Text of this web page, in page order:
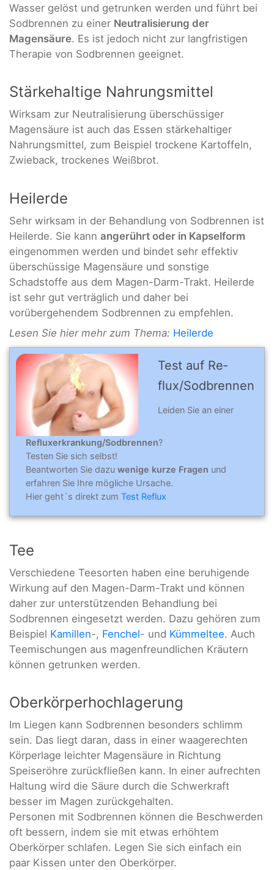
Wasser gelöst und getrunken werden und führt bei
Sodbrennen zu einer Neutralisierung der
Magensäure. Es ist jedoch nicht zur langfristigen
Therapie von Sodbrennen geeignet.
Stärkehaltige Nahrungsmittel
Wirksam zur Neutralisierung überschüssiger
Magensäure ist auch das Essen stärkehaltiger
Nahrungsmittel, zum Beispiel trockene Kartoffeln,
Zwieback, trockenes Weißbrot.
Heilerde
Sehr wirksam in der Behandlung von Sodbrennen ist
Heilerde. Sie kann angerührt oder in Kapselform
eingenommen werden und bindet sehr effektiv
überschüssige Magensäure und sonstige
Schadstoffe aus dem Magen-Darm-Trakt. Heilerde
ist sehr gut verträglich und daher bei
vorübergehendem Sodbrennen zu empfehlen.
Lesen Sie hier mehr zum Thema: Heilerde
Test auf Re­
flux/Sod­bren­nen
Leiden Sie an einer
Refluxerkrankung/Sodbrennen?
Testen Sie sich selbst!
Beantworten Sie dazu wenige kurze Fragen und
erfahren Sie Ihre mögliche Ursache.
Hier geht´s direkt zum Test Reflux
Tee
Verschiedene Teesorten haben eine beruhigende
Wirkung auf den Magen-Darm-Trakt und können
daher zur unterstützenden Behandlung bei
Sodbrennen eingesetzt werden. Dazu gehören zum
Beispiel Kamillen-, Fenchel- und Kümmeltee. Auch
Teemischungen aus magenfreundlichen Kräutern
können getrunken werden.
Oberkörperhochlagerung
Im Liegen kann Sodbrennen besonders schlimm
sein. Das liegt daran, dass in einer waagerechten
Körperlage leichter Magensäure in Richtung
Speiseröhre zurückfließen kann. In einer aufrechten
Haltung wird die Säure durch die Schwerkraft
besser im Magen zurückgehalten.
Personen mit Sodbrennen können die Beschwerden
oft bessern, indem sie mit etwas erhöhtem
Oberkörper schlafen. Legen Sie sich einfach ein
paar Kissen unter den Oberkörper.